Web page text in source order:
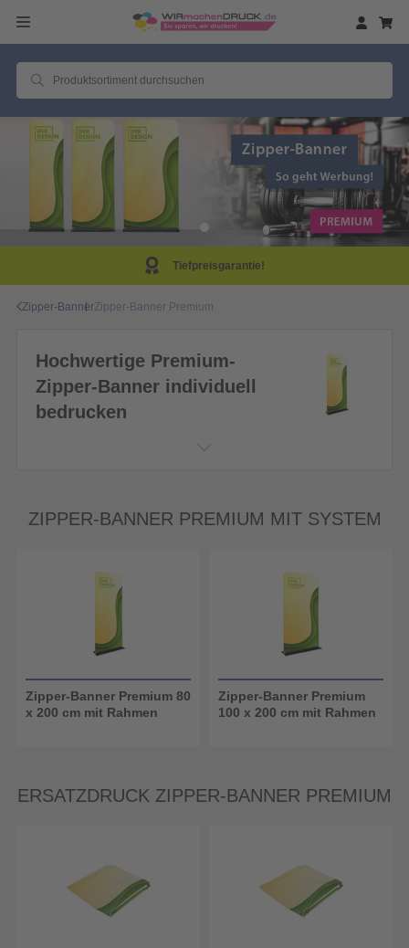
Tiefpreisgarantie!
Zipper-BannerZipper-Banner Premium
Hochwertige Premium-
Zipper-Banner individuell
bedrucken
ZIPPER-BANNER PREMIUM MIT SYSTEM
Zipper-Banner Premium 80
x 200 cm mit Rahmen
Zipper-Banner Premium
100 x 200 cm mit Rahmen
ERSATZDRUCK ZIPPER-BANNER PREMIUM